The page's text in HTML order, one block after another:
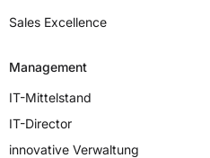
Sales Excellence
Management
IT-Mittelstand
IT-Director
innovative Verwaltung